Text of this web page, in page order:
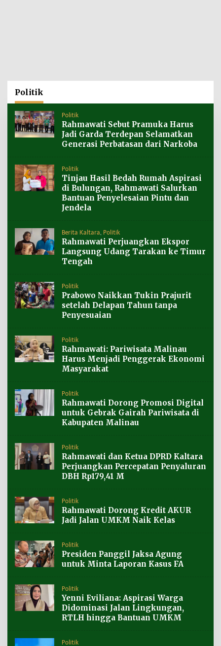
Politik
Politik
Rahmawati Sebut Pramuka Harus
Jadi Garda Terdepan Selamatkan
Generasi Perbatasan dari Narkoba
Politik
Tinjau Hasil Bedah Rumah Aspirasi
di Bulungan, Rahmawati Salurkan
Bantuan Penyelesaian Pintu dan
Jendela
Berita Kaltara Politik
Rahmawati Perjuangkan Ekspor
Langsung Udang Tarakan ke Timur
Tengah
Politik
Prabowo Naikkan Tukin Prajurit
setelah Delapan Tahun tanpa
Penyesuaian
Politik
Rahmawati: Pariwisata Malinau
Harus Menjadi Penggerak Ekonomi
Masyarakat
Politik
Rahmawati Dorong Promosi Digital
untuk Gebrak Gairah Pariwisata di
Kabupaten Malinau
Politik
Rahmawati dan Ketua DPRD Kaltara
Perjuangkan Percepatan Penyaluran
DBH Rp179,41 M
Politik
Rahmawati Dorong Kredit AKUR
Jadi Jalan UMKM Naik Kelas
Politik
Presiden Panggil Jaksa Agung
untuk Minta Laporan Kasus FA
Politik
Yenni Eviliana: Aspirasi Warga
Didominasi Jalan Lingkungan,
RTLH hingga Bantuan UMKM
Politik